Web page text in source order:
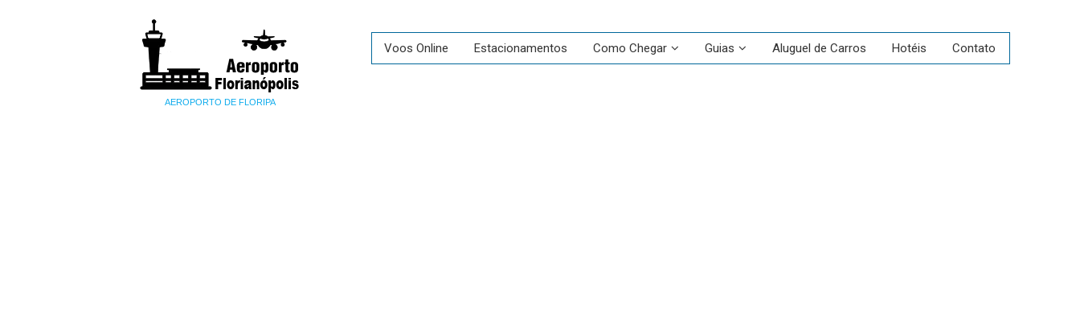
AEROPORTO DE FLORIPA
Voos Online Estacionamentos Como Chegar Guias Aluguel de Carros Hotéis Contato